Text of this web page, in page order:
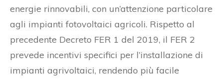
energie rinnovabili, con un’attenzione particolare
agli impianti fotovoltaici agricoli. Rispetto al
precedente Decreto FER 1 del 2019, il FER 2
prevede incentivi specifici per l’installazione di
impianti agrivoltaici, rendendo più facile